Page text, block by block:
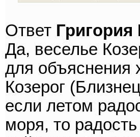
Ответ
Да, веселье
для объяснения
Козерог
если летом
моря, то